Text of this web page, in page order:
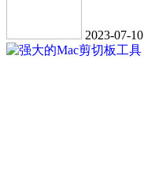
2023-07-10